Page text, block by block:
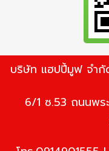
บริษัท แฮปปี้มูฟ จำกั
6/1 ซ.53 ถนนพร